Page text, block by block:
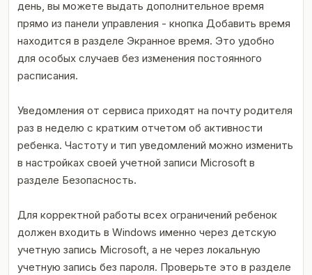
день, вы можете выдать дополнительное время
прямо из панели управления - кнопка Добавить время
находится в разделе Экранное время. Это удобно
для особых случаев без изменения постоянного
расписания.
Уведомления от сервиса приходят на почту родителя
раз в неделю с кратким отчетом об активности
ребенка. Частоту и тип уведомлений можно изменить
в настройках своей учетной записи Microsoft в
разделе Безопасность.
Для корректной работы всех ограничений ребенок
должен входить в Windows именно через детскую
учетную запись Microsoft, а не через локальную
учетную запись без пароля. Проверьте это в разделе